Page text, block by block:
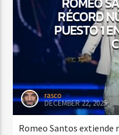
RÉCORD
PUESTO 1
rasco
DECEMBER 22, 2025
Romeo Santos extiende